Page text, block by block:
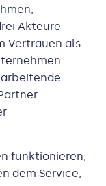
Akteure
Vertrauen als
funktionieren,
dem Service,